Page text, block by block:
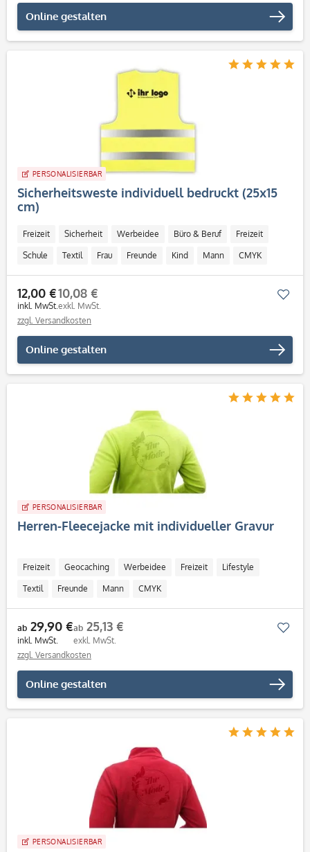
Online gestalten
PERSONALISIERBAR
Sicherheitsweste individuell bedruckt (25x15
cm)
Freizeit Sicherheit Werbeidee Büro & Beruf Freizeit
Schule Textil Frau Freunde Kind Mann CMYK
12,00 €
inkl. MwSt.
10,08 €
exkl. MwSt.
zzgl. Versandkosten
Online gestalten
PERSONALISIERBAR
Herren-Fleecejacke mit individueller Gravur
Freizeit Geocaching Werbeidee Freizeit Lifestyle
Textil Freunde Mann CMYK
ab 29,90 €
inkl. MwSt.
ab 25,13 €
exkl. MwSt.
zzgl. Versandkosten
Online gestalten
PERSONALISIERBAR